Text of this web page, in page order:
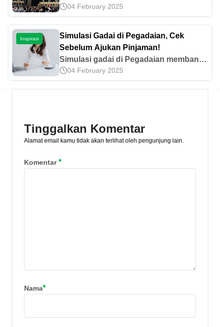
dibayar jemaah? Ketahui rincian
lengkap, faktor kenaikan, dan solusi
pembiayaannya di artikel ini.
04 February 2025
Inspirasi
Simulasi Gadai di Pegadaian, Cek
Sebelum Ajukan Pinjaman!
Simulasi gadai di Pegadaian membantu
mengetahui estimasi dana pinjaman,
sewa modal, biaya administrasi, dan
04 February 2025
Tinggalkan Komentar
Alamat email kamu tidak akan terlihat oleh pengunjung lain.
Komentar*
Nama*